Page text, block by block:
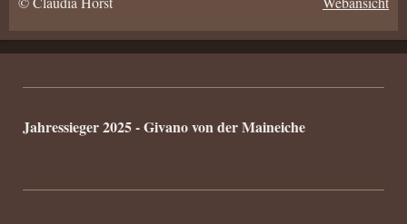
Jahressieger 2025 - Givano von der Maineiche